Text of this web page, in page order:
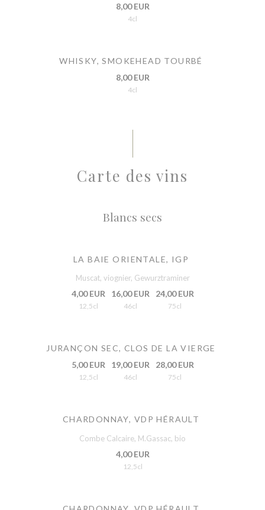
8,00 EUR
4cl
WHISKY, SMOKEHEAD TOURBÉ
8,00 EUR
4cl
Carte des vins
Blancs secs
LA BAIE ORIENTALE, IGP
Muscat, viognier, Gewurztraminer
4,00 EUR
12,5cl
16,00 EUR
46cl
24,00 EUR
75cl
JURANÇON SEC, CLOS DE LA VIERGE
5,00 EUR
12,5cl
19,00 EUR
46cl
28,00 EUR
75cl
CHARDONNAY, VDP HÉRAULT
Combe Calcaire, M.Gassac, bio
4,00 EUR
12,5cl